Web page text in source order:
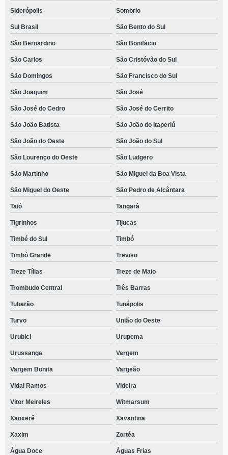
Siderópolis Sombrio
Sul Brasil São Bento do Sul
São Bernardino São Bonifácio
São Carlos São Cristóvão do Sul
São Domingos São Francisco do Sul
São Joaquim São José
São José do Cedro São José do Cerrito
São João Batista São João do Itaperiú
São João do Oeste São João do Sul
São Lourenço do Oeste São Ludgero
São Martinho São Miguel da Boa Vista
São Miguel do Oeste São Pedro de Alcântara
Taió Tangará
Tigrinhos Tijucas
Timbé do Sul Timbó
Timbó Grande Treviso
Treze Tílias Treze de Maio
Trombudo Central Três Barras
Tubarão Tunápolis
Turvo União do Oeste
Urubici Urupema
Urussanga Vargem
Vargem Bonita Vargeão
Vidal Ramos Videira
Vitor Meireles Witmarsum
Xanxerê Xavantina
Xaxim Zortéa
Água Doce Águas Frias